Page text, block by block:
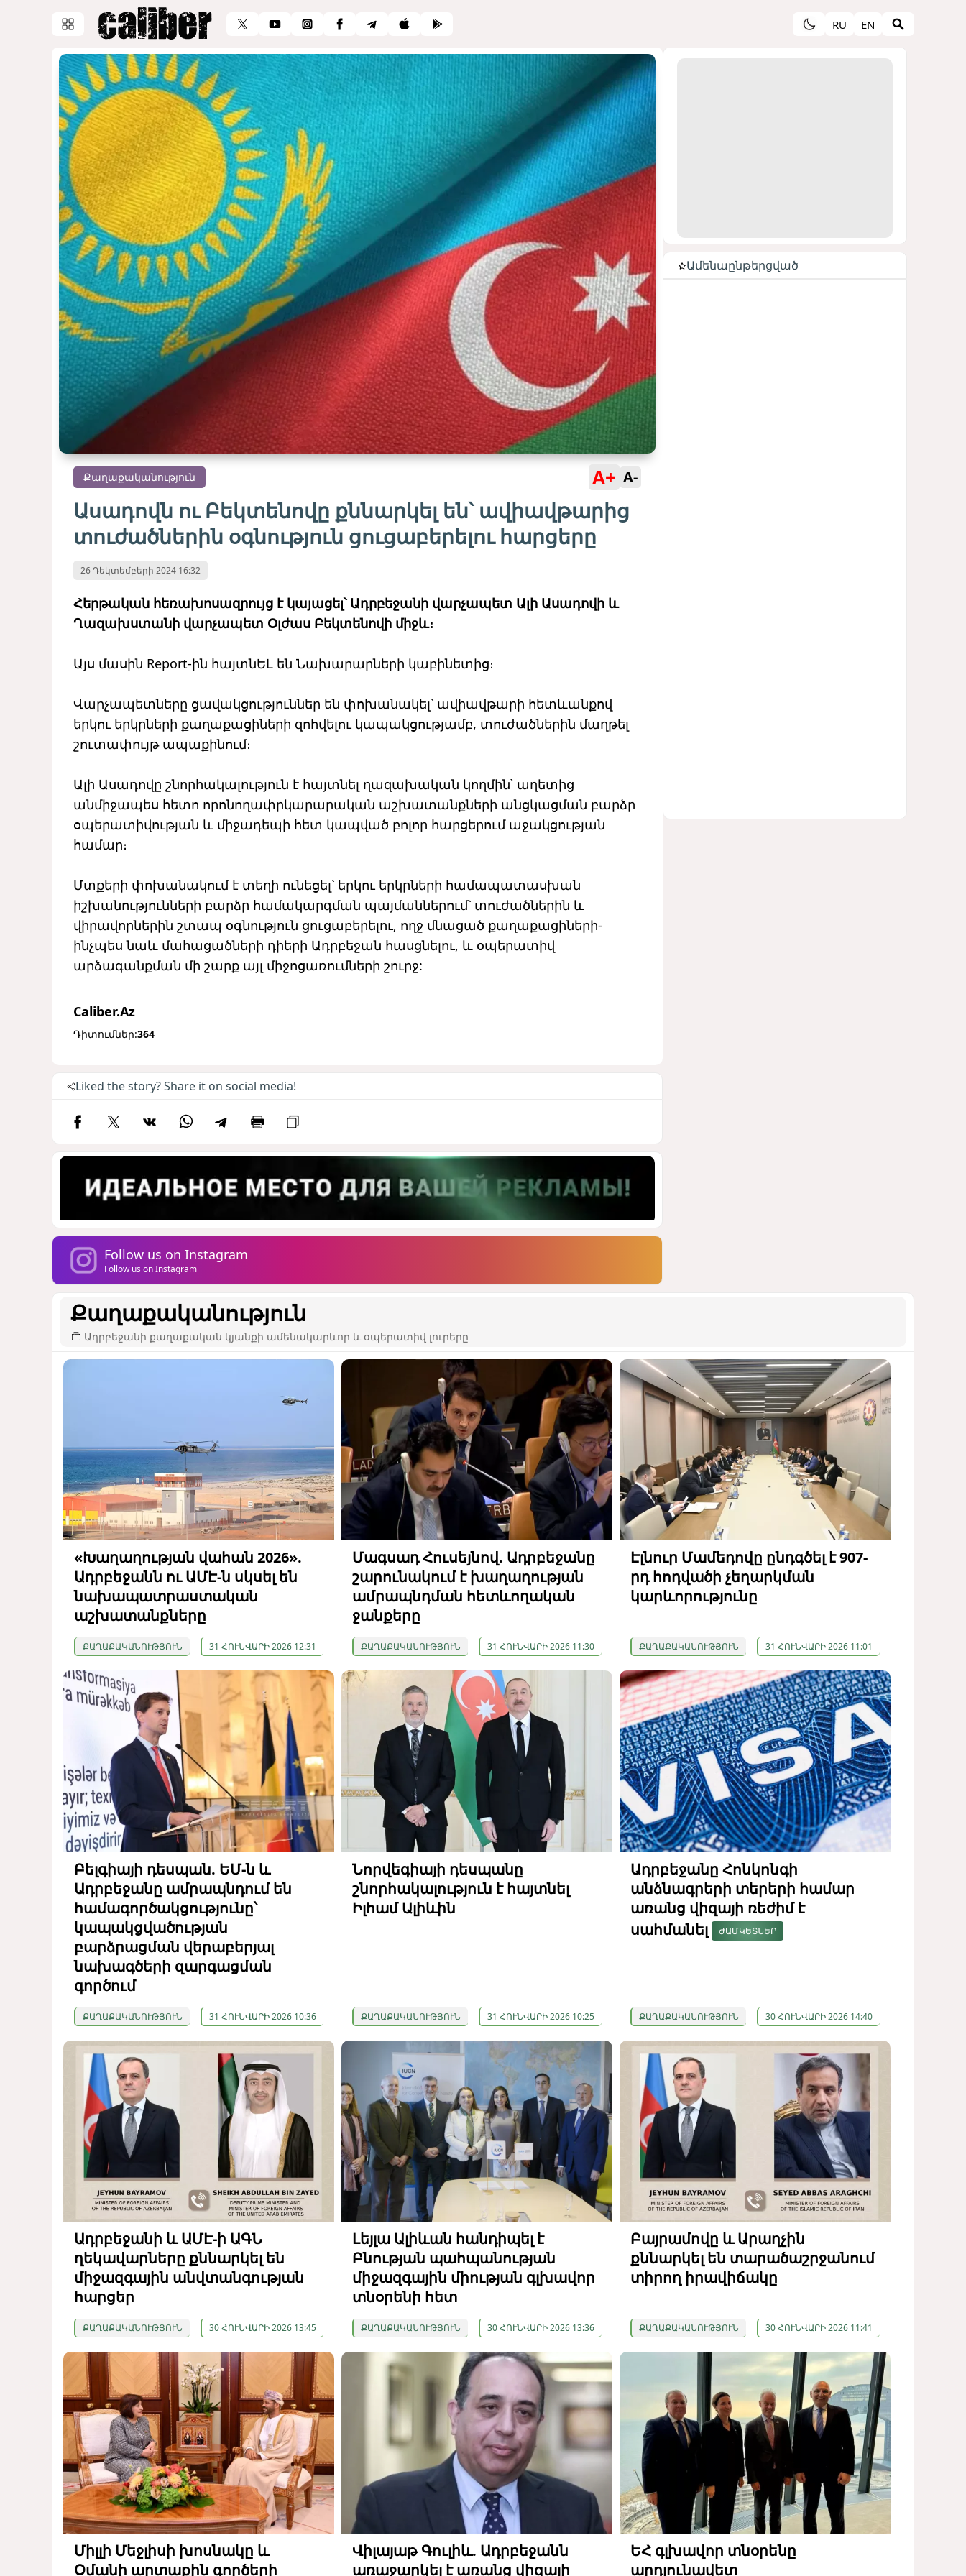
RU EN
Քաղաքականություն A+ A-
Ասադովն ու Բեկտենովը քննարկել են՝ ավիավթարից
տուժածներին օգնություն ցուցաբերելու հարցերը
26 Դեկտեմբերի 2024 16:32
Հերթական հեռախոսազրույց է կայացել՝ Ադրբեջանի վարչապետ Ալի Ասադովի և
Ղազախստանի վարչապետ Օլժաս Բեկտենովի միջև։
Այս մասին Report-ին հայտնԵԼ են Նախարարների կաբինետից։
Վարչապետները ցավակցություններ են փոխանակել՝ ավիավթարի հետևանքով
երկու երկրների քաղաքացիների զոհվելու կապակցությամբ, տուժածներին մաղթել
շուտափույթ ապաքինում։
Ալի Ասադովը շնորհակալություն է հայտնել ղազախական կողմին՝ աղետից
անմիջապես հետո որոնողափրկարարական աշխատանքների անցկացման բարձր
օպերատիվության և միջադեպի հետ կապված բոլոր հարցերում աջակցության
համար։
Մտքերի փոխանակում է տեղի ունեցել՝ երկու երկրների համապատասխան
իշխանությունների բարձր համակարգման պայմաններում՝ տուժածներին և
վիրավորներին շտապ օգնություն ցուցաբերելու, ողջ մնացած քաղաքացիների-
ինչպես նաև մահացածների դիերի Ադրբեջան հասցնելու, և օպերատիվ
արձագանքման մի շարք այլ միջոցառումների շուրջ:
Caliber.Az
Դիտումներ:364
Liked the story? Share it on social media!
Follow us on Instagram
Follow us on Instagram
Ամենաընթերցված
Քաղաքականություն
Ադրբեջանի քաղաքական կյանքի ամենակարևոր և օպերատիվ լուրերը
«Խաղաղության վահան 2026».
Ադրբեջանն ու ԱՄԷ-ն սկսել են
նախապատրաստական ​​
աշխատանքները
ՔԱՂԱՔԱԿԱՆՈՒԹՅՈՒՆ 31 ՀՈՒՆՎԱՐԻ 2026 12:31
Մագսադ Հուսեյնով. Ադրբեջանը
շարունակում է խաղաղության
ամրապնդման հետևողական
ջանքերը
ՔԱՂԱՔԱԿԱՆՈՒԹՅՈՒՆ 31 ՀՈՒՆՎԱՐԻ 2026 11:30
Էլնուր Մամեդովը ընդգծել է 907-
րդ հոդվածի չեղարկման
կարևորությունը
ՔԱՂԱՔԱԿԱՆՈՒԹՅՈՒՆ 31 ՀՈՒՆՎԱՐԻ 2026 11:01
Բելգիայի դեսպան. ԵՄ-ն և
Ադրբեջանը ամրապնդում են
համագործակցությունը՝
կապակցվածության
բարձրացման վերաբերյալ
նախագծերի զարգացման
գործում
ՔԱՂԱՔԱԿԱՆՈՒԹՅՈՒՆ 31 ՀՈՒՆՎԱՐԻ 2026 10:36
Նորվեգիայի դեսպանը
շնորհակալություն է հայտնել
Իլհամ Ալիևին
ՔԱՂԱՔԱԿԱՆՈՒԹՅՈՒՆ 31 ՀՈՒՆՎԱՐԻ 2026 10:25
Ադրբեջանը Հոնկոնգի
անձնագրերի տերերի համար
առանց վիզայի ռեժիմ է
սահմանել
ԺԱՄԿԵՏՆԵՐ
ՔԱՂԱՔԱԿԱՆՈՒԹՅՈՒՆ 30 ՀՈՒՆՎԱՐԻ 2026 14:40
Ադրբեջանի և ԱՄԷ-ի ԱԳՆ
ղեկավարները քննարկել են
միջազգային անվտանգության
հարցեր
ՔԱՂԱՔԱԿԱՆՈՒԹՅՈՒՆ 30 ՀՈՒՆՎԱՐԻ 2026 13:45
Լեյլա Ալիևան հանդիպել է
Բնության պահպանության
միջազգային միության գլխավոր
տնօրենի հետ
ՔԱՂԱՔԱԿԱՆՈՒԹՅՈՒՆ 30 ՀՈՒՆՎԱՐԻ 2026 13:36
Բայրամովը և Արաղչին
քննարկել են տարածաշրջանում
տիրող իրավիճակը
ՔԱՂԱՔԱԿԱՆՈՒԹՅՈՒՆ 30 ՀՈՒՆՎԱՐԻ 2026 11:41
Միլլի Մեջլիսի խոսնակը և
Օմանի արտաքին գործերի
Վիլայաթ Գուլիև. Ադրբեջանն
առաջարկել է առանց վիզայի
ԵՀ գլխավոր տնօրենը
արդյունավետ